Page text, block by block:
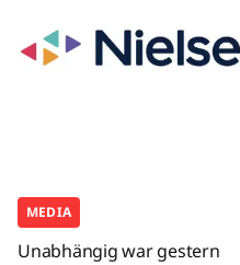
MEDIA
Unabhängig war gestern